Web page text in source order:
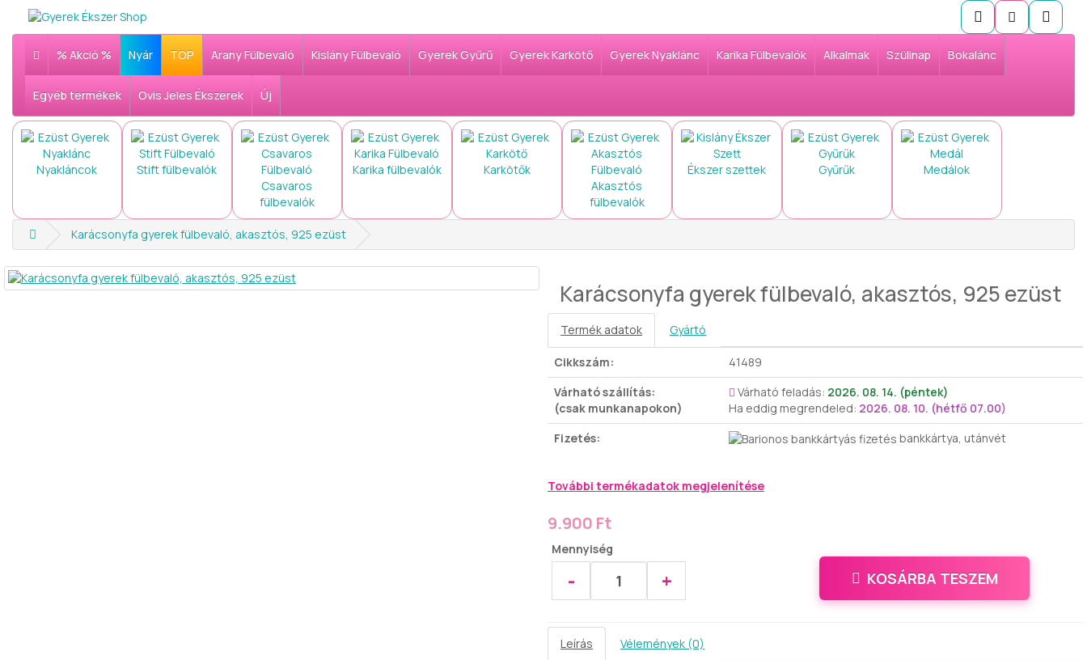
% Akció % Nyár TOP Arany Fülbevaló Kislány Fülbevaló Gyerek Gyűrű Gyerek Karkötő Gyerek Nyaklánc Karika Fülbevalók Alkalmak Szülinap Bokalánc
Egyéb termékek Ovis Jeles Ékszerek Új
Nyakláncok
Stift fülbevalók
Csavaros
fülbevalók
Karika fülbevalók
Karkötők
Akasztós
fülbevalók
Ékszer szettek Gyűrűk Medálok
Karácsonyfa gyerek fülbevaló, akasztós, 925 ezüst
Karácsonyfa gyerek fülbevaló, akasztós, 925 ezüst
Termék adatok Gyártó
Cikkszám:
41489
Várható szállítás:
(csak munkanapokon)
Várható feladás: 2026. 08. 14. (péntek)
Ha eddig megrendeled: 2026. 08. 10. (hétfő 07.00)
Fizetés:
bankkártya, utánvét
További termékadatok megjelenítése
9.900 Ft
Mennyiség
- + KOSÁRBA TESZEM
Leírás
Vélemények (0)